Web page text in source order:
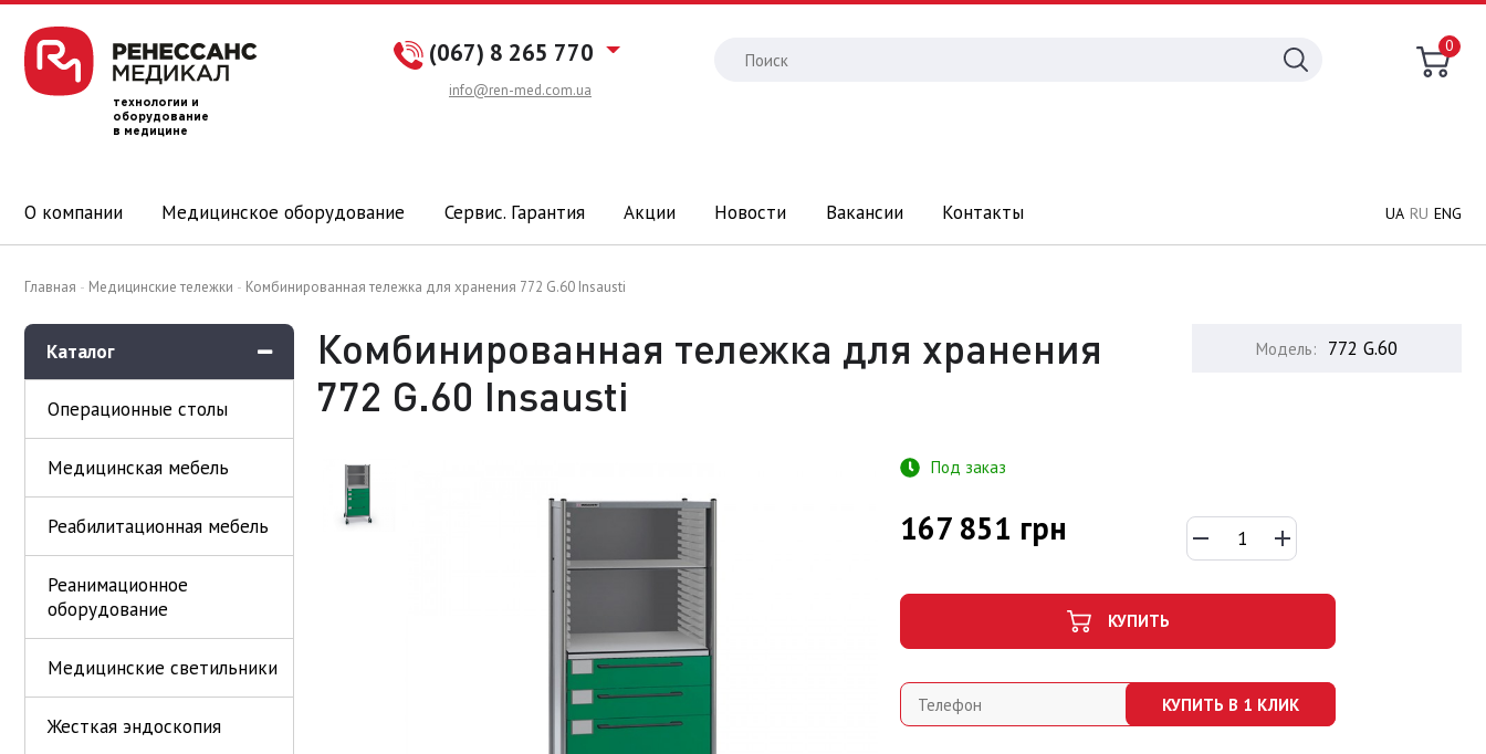
технологии и
оборудование
в медицине
(067) 8 265 770
info@ren-med.com.ua
0
О компании Медицинское оборудование Сервис. Гарантия Акции Новости Вакансии Контакты UA RU ENG
Главная Медицинские тележки Комбинированная тележка для хранения 772 G.60 Insausti
Каталог
Операционные столы
Медицинская мебель
Реабилитационная мебель
Реанимационное
оборудование
Медицинские светильники
Жесткая эндоскопия
Комбинированная тележка для хранения
772 G.60 Insausti
Модель: 772 G.60
Под заказ
167 851 грн
КУПИТЬ
КУПИТЬ В 1 КЛИК